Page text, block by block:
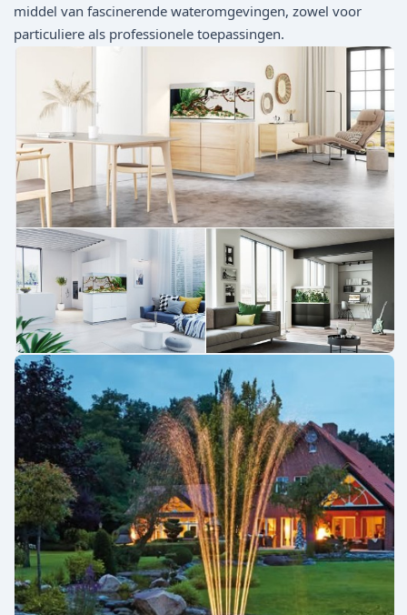
middel van fascinerende wateromgevingen, zowel voor
particuliere als professionele toepassingen.